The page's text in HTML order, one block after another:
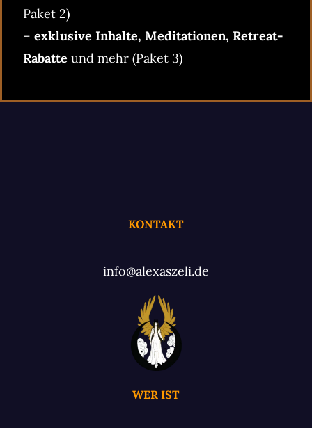
Paket 2)
– exklusive Inhalte, Meditationen, Retreat-
Rabatte und mehr (Paket 3)
KONTAKT
info@alexaszeli.de
WER IST